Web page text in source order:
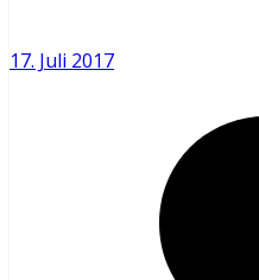
17. Juli 2017